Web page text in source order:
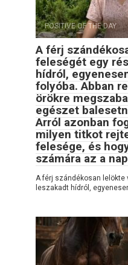
POSITIVE OF THE DAY
A férj
feleségét egy
hídról,
folyóba. Abban
örökre
egészet
Arról azonban
milyen titkot
felesége, és
számára az a
A férj szándékosan lelökte
leszakadt hídról,